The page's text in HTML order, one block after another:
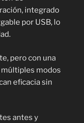
integrado
por USB, lo
pero con una
múltiples modos
eficacia sin
antes y